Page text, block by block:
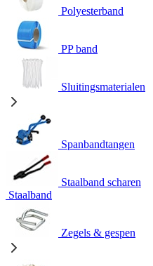
Polyesterband
PP band
Sluitingsmaterialen
Spanbandtangen
Staalband scharen
Staalband
Zegels & gespen